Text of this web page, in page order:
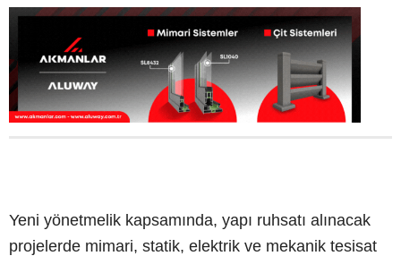
Yeni yönetmelik kapsamında, yapı ruhsatı alınacak
projelerde mimari, statik, elektrik ve mekanik tesisat